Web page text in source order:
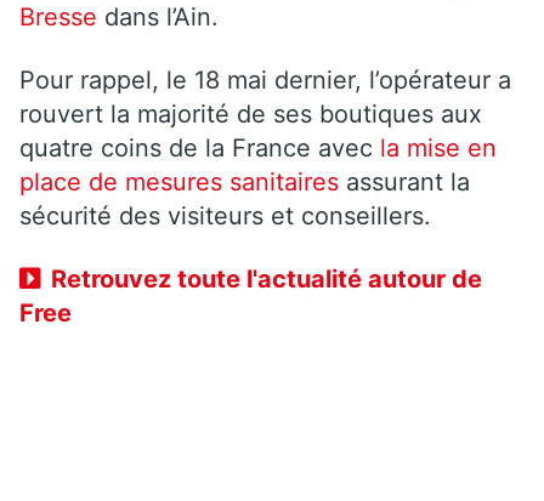
Bresse dans l’Ain.
Pour rappel, le 18 mai dernier, l’opérateur a
rouvert la majorité de ses boutiques aux
quatre coins de la France avec la mise en
place de mesures sanitaires assurant la
sécurité des visiteurs et conseillers.
Retrouvez toute l'actualité autour de
Free